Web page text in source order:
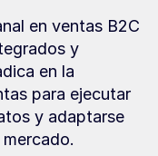
en ventas B2C
y
en la
para ejecutar
y adaptarse